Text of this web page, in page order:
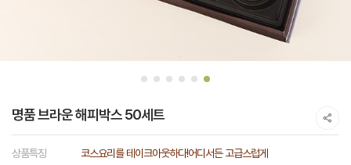
명품 브라운 해피박스 50세트
상품특징
코스요리를 테이크아웃하다!어디서든 고급스럽게